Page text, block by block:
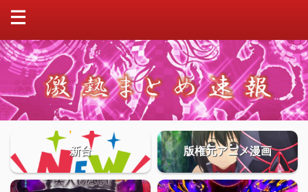
新台 版権元アニメ漫画